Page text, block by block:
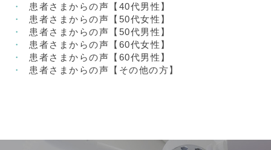
患者さまからの声【40代男性】
患者さまからの声【50代女性】
患者さまからの声【50代男性】
患者さまからの声【60代女性】
患者さまからの声【60代男性】
患者さまからの声【その他の方】